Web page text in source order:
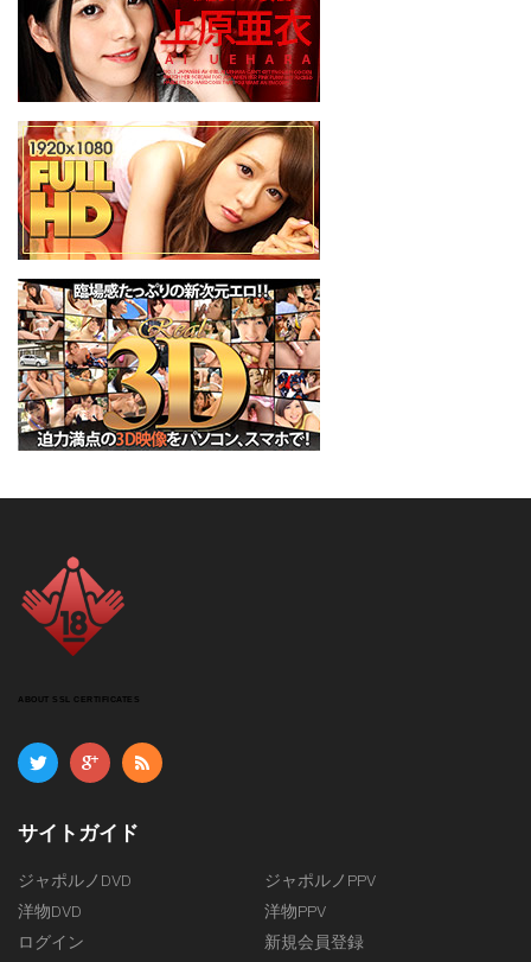
ABOUT SSL CERTIFICATES
サイトガイド
ジャポルノDVD
ジャポルノPPV
洋物DVD
洋物PPV
ログイン
新規会員登録